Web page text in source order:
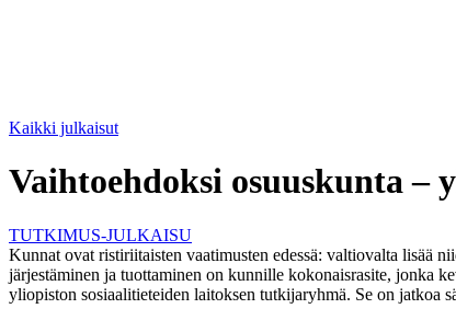
Kaikki julkaisut
Vaihtoehdoksi osuuskunta –
TUTKIMUS-JULKAISU
Kunnat ovat ristiriitaisten vaatimusten edessä: valtiovalta lisää
järjestäminen ja tuottaminen on kunnille kokonaisrasite, jonka
yliopiston sosiaalitieteiden laitoksen tutkijaryhmä. Se on jatkoa